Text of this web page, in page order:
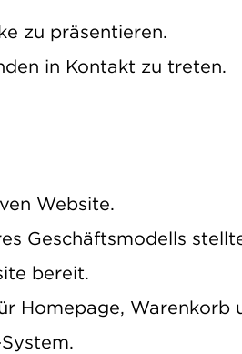
zu präsentieren.
in Kontakt zu treten.
Website.
Geschäftsmodells
bereit.
Homepage, Warenkorb